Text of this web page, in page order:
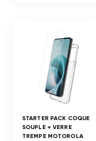
STARTER PACK COQUE
SOUPLE + VERRE
TREMPE MOTOROLA